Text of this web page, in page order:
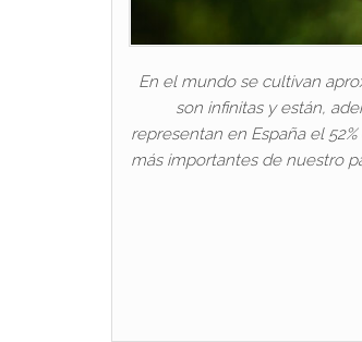
En el mundo se cultivan
son infinitas y están,
representan en España el
más importantes de nuestro